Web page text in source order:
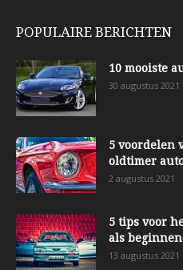
POPULAIRE BERICHTEN
10 mooiste
30 augustus 2021
5 voordelen
oldtimer
2 augustus 2021
5 tips voor
als
13 augustus 2021